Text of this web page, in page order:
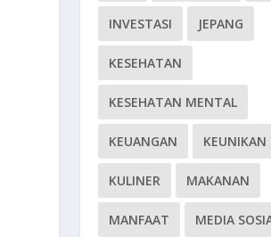
INVESTASI JEPANG
KESEHATAN
KESEHATAN MENTAL
KEUANGAN KEUNIKAN
KULINER MAKANAN
MANFAAT MEDIA